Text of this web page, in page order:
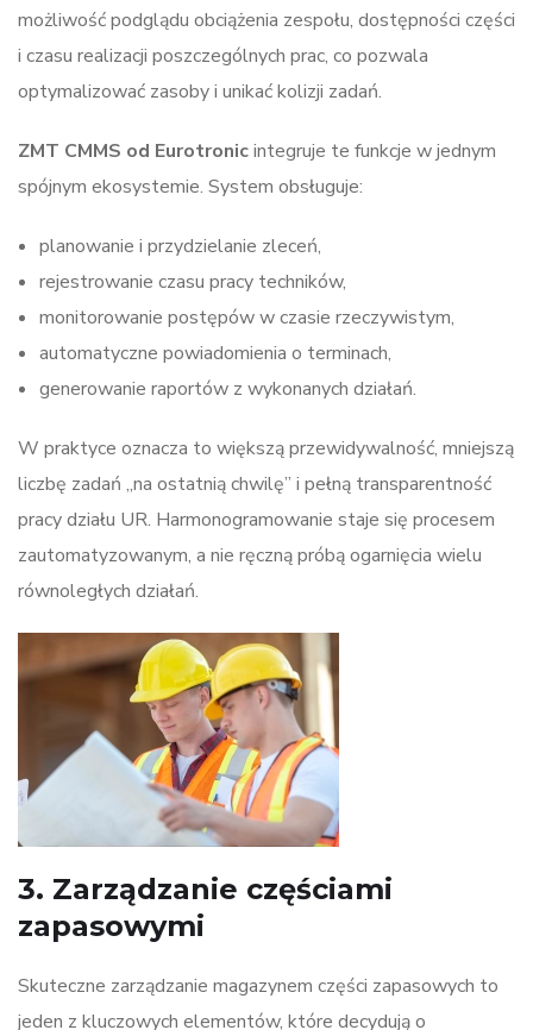
możliwość podglądu obciążenia zespołu, dostępności części
i czasu realizacji poszczególnych prac, co pozwala
optymalizować zasoby i unikać kolizji zadań.
ZMT CMMS od Eurotronicintegruje te funkcje w jednym
spójnym ekosystemie. System obsługuje:
planowanie i przydzielanie zleceń,
rejestrowanie czasu pracy techników,
monitorowanie postępów w czasie rzeczywistym,
automatyczne powiadomienia o terminach,
generowanie raportów z wykonanych działań.
W praktyce oznacza to większą przewidywalność, mniejszą
liczbę zadań „na ostatnią chwilę” i pełną transparentność
pracy działu UR. Harmonogramowanie staje się procesem
zautomatyzowanym, a nie ręczną próbą ogarnięcia wielu
równoległych działań.
3. Zarządzanie częściami
zapasowymi
Skuteczne zarządzanie magazynem części zapasowych to
jeden z kluczowych elementów, które decydują o